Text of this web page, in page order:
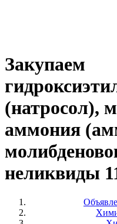
Закупаем
(натросол),
аммония
неликвиды